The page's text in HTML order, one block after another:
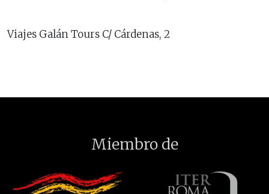
Viajes Galán Tours C/ Cárdenas, 2
Miembro de